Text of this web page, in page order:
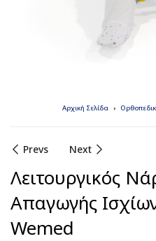
Αρχική Σελίδα
Prevs Next
Λειτουργικός
Απαγωγής
Wemed